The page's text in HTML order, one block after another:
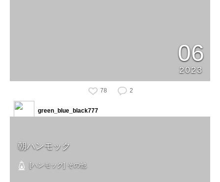
06
2023
78 2
朝ハンモック
[ハンモック] その他
green_blue_black777